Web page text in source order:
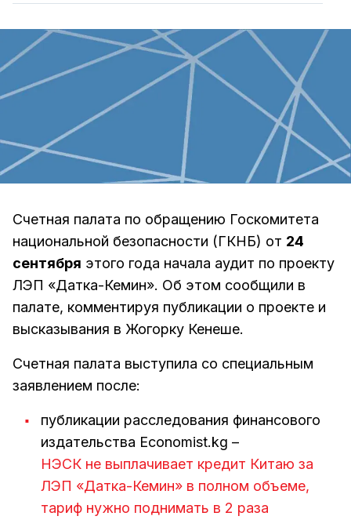
Счетная палата по обращению Госкомитета
национальной безопасности (ГКНБ) от 24
сентября этого года начала аудит по проекту
ЛЭП «Датка-Кемин». Об этом сообщили в
палате, комментируя публикации о проекте и
высказывания в Жогорку Кенеше.
Счетная палата выступила со специальным
заявлением после:
публикации расследования финансового
издательства Economist.kg –
НЭСК не выплачивает кредит Китаю за
ЛЭП «Датка-Кемин» в полном объеме,
тариф нужно поднимать в 2 раза